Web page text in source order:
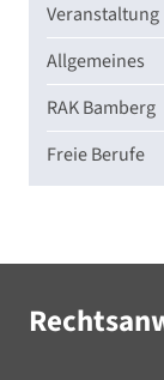
Veranstaltung
Allgemeines
RAK Bamberg
Freie Berufe